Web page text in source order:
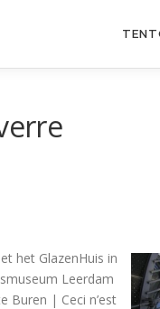
het GlazenHuis in
Leerdam
Buren | Ceci n’est